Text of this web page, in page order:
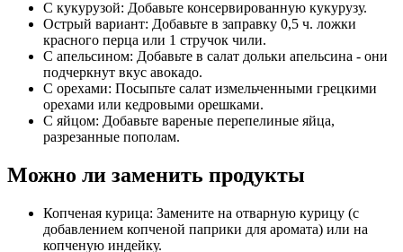
С кукурузой: Добавьте консервированную кукурузу.
Острый вариант: Добавьте в заправку 0,5 ч. ложки
красного перца или 1 стручок чили.
С апельсином: Добавьте в салат дольки апельсина - они
подчеркнут вкус авокадо.
С орехами: Посыпьте салат измельченными грецкими
орехами или кедровыми орешками.
С яйцом: Добавьте вареные перепелиные яйца,
разрезанные пополам.
Можно ли заменить продукты
Копченая курица: Замените на отварную курицу (с
добавлением копченой паприки для аромата) или на
копченую индейку.